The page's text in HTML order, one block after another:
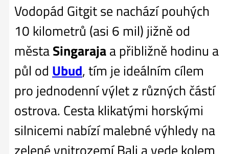
Vodopád Gitgit se nachází pouhých
10 kilometrů (asi 6 mil) jižně od
městaSingarajaa přibližně hodinu a
půl od Ubud, tím je ideálním cílem
pro jednodenní výlet z různých částí
ostrova. Cesta klikatými horskými
silnicemi nabízí malebné výhledy na